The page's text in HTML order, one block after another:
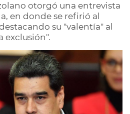
otorgó una entrevista
en donde se refirió al
su "valentía" al
exclusión".